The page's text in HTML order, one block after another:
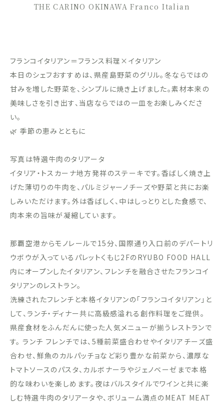
THE CARINO OKINAWA Franco Italian
フランコイタリアン＝フランス料理×イタリアン
本日のシェフおすすめは、県産島野菜のグリル。冬ならではの
甘みを増した野菜を、シンプルに焼き上げました。素材本来の
美味しさを引き出す、当店ならではの一皿をお楽しみくださ
い。
🌿 季節の恵みとともに
写真は特選牛肉のタリアータ
イタリア・トスカーナ地方発祥のステーキです。香ばしく焼き上
げた薄切りの牛肉を、パルミジャーノチーズや野菜と共にお楽
しみいただけます。外は香ばしく、中はしっとりとした食感で、
肉本来の旨味が凝縮しています。
那覇空港からモノレールで15分、国際通り入口前のデパートリ
ウボウが入っているパレットくもじ2FのRYUBO FOOD HALL
内にオープンしたイタリアン、フレンチを融合させたフランコイ
タリアンのレストラン。
洗練されたフレンチと本格イタリアンの「フランコイタリアン」と
して、ランチ・ディナー共に高級感溢れる創作料理をご提供。
県産食材をふんだんに使った人気メニューが揃うレストランで
す。 ランチ フレンチでは、5種前菜盛合わせやイタリアチーズ盛
合わせ、鮮魚のカルパッチョなど彩り豊かな前菜から、濃厚な
トマトソースのパスタ、カルボナーラやジェノベーゼまで本格
的な味わいを楽しめます。夜はバルスタイルでワインと共に楽
しむ特選牛肉のタリアータや、ボリューム満点のMEAT MEAT